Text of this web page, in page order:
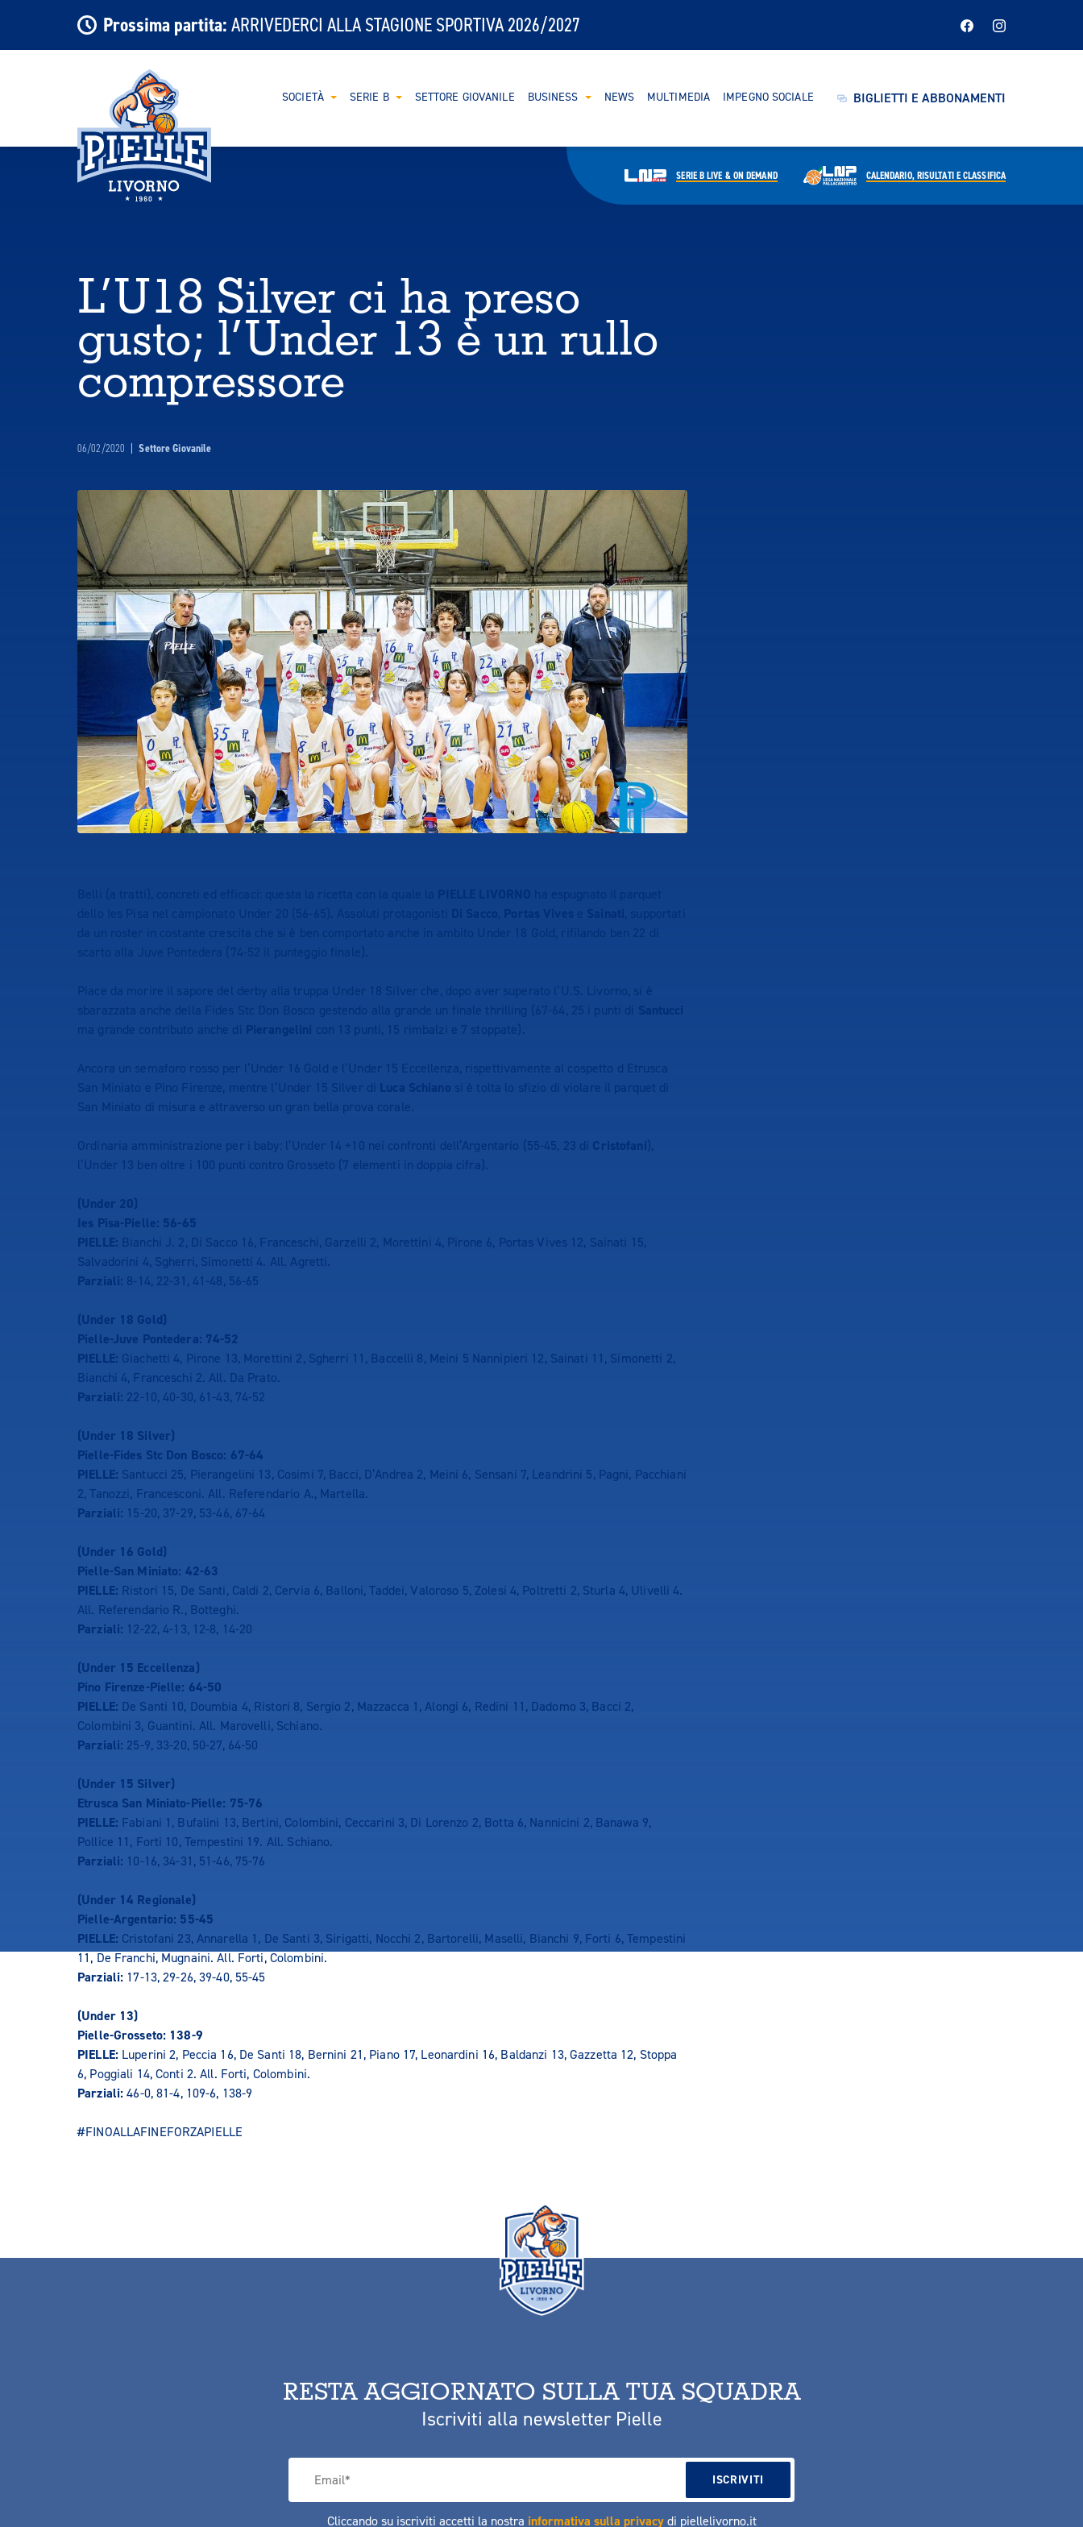
Prossima partita:ARRIVEDERCI ALLA STAGIONE SPORTIVA 2026/2027
BIGLIETTI E ABBONAMENTI
SOCIETÀ SERIE B SETTORE GIOVANILE BUSINESS NEWS MULTIMEDIA IMPEGNO SOCIALE
SERIE BLIVE & ON DEMAND CALENDARIO,RISULTATI E CLASSIFICA
L’U18 Silver ci ha preso
gusto; l’Under 13 è un rullo
compressore
06/02/2020 | Settore Giovanile
Ancora un semaforo rosso per l’Under 16 Gold e l’Under 15 Eccellenza, rispettivamente al cospetto d Etrusca
San Miniato e Pino Firenze, mentre l’Under 15 Silver di Luca Schiano si è tolta lo sfizio di violare il parquet di
San Miniato di misura e attraverso un gran bella prova corale.
Ordinaria amministrazione per i baby: l’Under 14 +10 nei confronti dell’Argentario (55-45, 23 di Cristofani),
l’Under 13 ben oltre i 100 punti contro Grosseto (7 elementi in doppia cifra).
(Under 20)
Ies Pisa-Pielle: 56-65
PIELLE: Bianchi J. 2, Di Sacco 16, Franceschi, Garzelli 2, Morettini 4, Pirone 6, Portas Vives 12, Sainati 15,
Salvadorini 4, Sgherri, Simonetti 4. All. Agretti.
Parziali: 8-14, 22-31, 41-48, 56-65
(Under 18 Gold)
Pielle-Juve Pontedera: 74-52
PIELLE: Giachetti 4, Pirone 13, Morettini 2, Sgherri 11, Baccelli 8, Meini 5 Nannipieri 12, Sainati 11, Simonetti 2,
Bianchi 4, Franceschi 2. All. Da Prato.
Parziali: 22-10, 40-30, 61-43, 74-52
(Under 18 Silver)
Pielle-Fides Stc Don Bosco: 67-64
PIELLE: Santucci 25, Pierangelini 13, Cosimi 7, Bacci, D’Andrea 2, Meini 6, Sensani 7, Leandrini 5, Pagni, Pacchiani
2, Tanozzi, Francesconi. All. Referendario A., Martella.
Parziali: 15-20, 37-29, 53-46, 67-64
(Under 16 Gold)
Pielle-San Miniato: 42-63
PIELLE: Ristori 15, De Santi, Caldi 2, Cervia 6, Balloni, Taddei, Valoroso 5, Zolesi 4, Poltretti 2, Sturla 4, Ulivelli 4.
All. Referendario R., Botteghi.
Parziali: 12-22, 4-13, 12-8, 14-20
(Under 15 Eccellenza)
Pino Firenze-Pielle: 64-50
PIELLE: De Santi 10, Doumbia 4, Ristori 8, Sergio 2, Mazzacca 1, Alongi 6, Redini 11, Dadomo 3, Bacci 2,
Colombini 3, Guantini. All. Marovelli, Schiano.
Parziali: 25-9, 33-20, 50-27, 64-50
(Under 15 Silver)
Etrusca San Miniato-Pielle: 75-76
PIELLE: Fabiani 1, Bufalini 13, Bertini, Colombini, Ceccarini 3, Di Lorenzo 2, Botta 6, Nannicini 2, Banawa 9,
Pollice 11, Forti 10, Tempestini 19. All. Schiano.
Parziali: 10-16, 34-31, 51-46, 75-76
(Under 14 Regionale)
Pielle-Argentario: 55-45
PIELLE: Cristofani 23, Annarella 1, De Santi 3, Sirigatti, Nocchi 2, Bartorelli, Maselli, Bianchi 9, Forti 6, Tempestini
11, De Franchi, Mugnaini. All. Forti, Colombini.
Parziali: 17-13, 29-26, 39-40, 55-45
(Under 13)
Pielle-Grosseto: 138-9
PIELLE:Luperini 2, Peccia 16, De Santi 18, Bernini 21, Piano 17, Leonardini 16, Baldanzi 13, Gazzetta 12, Stoppa
6, Poggiali 14, Conti 2. All. Forti, Colombini.
Parziali:46-0, 81-4, 109-6, 138-9
#FINOALLAFINEFORZAPIELLE
RESTA AGGIORNATO SULLA TUA SQUADRA
Iscriviti alla newsletter Pielle
Cliccando su iscriviti accetti la nostra informativa sulla privacydi piellelivorno.it